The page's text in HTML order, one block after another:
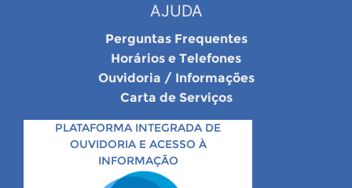
AJUDA
Perguntas Frequentes
Horários e Telefones
Ouvidoria / Informações
Carta de Serviços
PLATAFORMA INTEGRADA DE
OUVIDORIA E ACESSO À
INFORMAÇÃO